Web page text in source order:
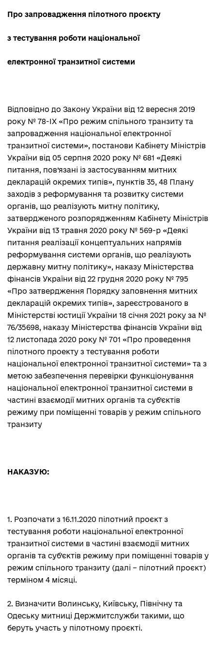
Про запровадження пілотного проєкту
з тестування роботи національної
електронної транзитної системи
Відповідно до Закону України від 12 вересня 2019
року № 78-IX «Про режим спільного транзиту та
запровадження національної електронної
транзитної системи», постанови Кабінету Міністрів
України від 05 серпня 2020 року № 681 «Деякі
питання, пов’язані із застосуванням митних
декларацій окремих типів», пунктів 35, 48 Плану
заходів з реформування та розвитку системи
органів, що реалізують митну політику,
затвердженого розпорядженням Кабінету Міністрів
України від 13 травня 2020 року № 569-р «Деякі
питання реалізації концептуальних напрямів
реформування системи органів, що реалізують
державну митну політику», наказу Міністерства
фінансів України від 22 грудня 2020 року № 795
«Про затвердження Порядку заповнення митних
декларацій окремих типів», зареєстрованого в
Міністерстві юстиції України 18 січня 2021 року за №
76/35698, наказу Міністерства фінансів України від
12 листопада 2020 року № 701 «Про проведення
пілотного проекту з тестування роботи
національної електронної транзитної системи» та з
метою забезпечення перевірки функціонування
національної електронної транзитної системи в
частині взаємодії митних органів та суб’єктів
режиму при поміщенні товарів у режим спільного
транзиту
НАКАЗУЮ:
1. Розпочати з 16.11.2020 пілотний проєкт з
тестування роботи національної електронної
транзитної системи в частині взаємодії митних
органів та суб’єктів режиму при поміщенні товарів у
режим спільного транзиту (далі – пілотний проєкт)
терміном 4 місяці.
2. Визначити Волинську, Київську, Північну та
Одеську митниці Держмитслужби такими, що
беруть участь у пілотному проєкті.